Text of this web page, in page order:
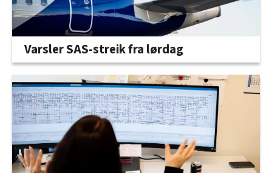
Varsler SAS-streik fra lørdag